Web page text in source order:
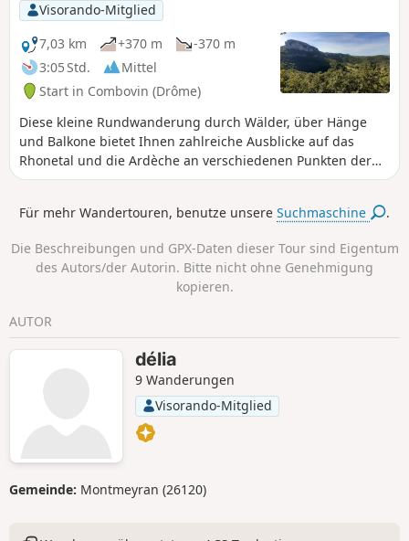
Visorando-Mitglied
7,03 km
+370 m
-370 m
3:05 Std.
Mittel
Start in Combovin (Drôme)
Diese kleine Rundwanderung durch Wälder, über Hänge
und Balkone bietet Ihnen zahlreiche Ausblicke auf das
Rhonetal und die Ardèche an verschiedenen Punkten der
Strecke, die Ihre Anstrengungen belohnen werden...
5.05.2023 zwischen Punkt 3 und 4 geändert, um auf dem
respektieren.
Für mehr Wandertouren, benutze unsereSuchmaschine .
Die Beschreibungen und GPX-Daten dieser Tour sind Eigentum
des Autors/der Autorin. Bitte nicht ohne Genehmigung
kopieren.
AUTOR
délia
9 Wanderungen
Visorando-Mitglied
Gemeinde: Montmeyran (26120)